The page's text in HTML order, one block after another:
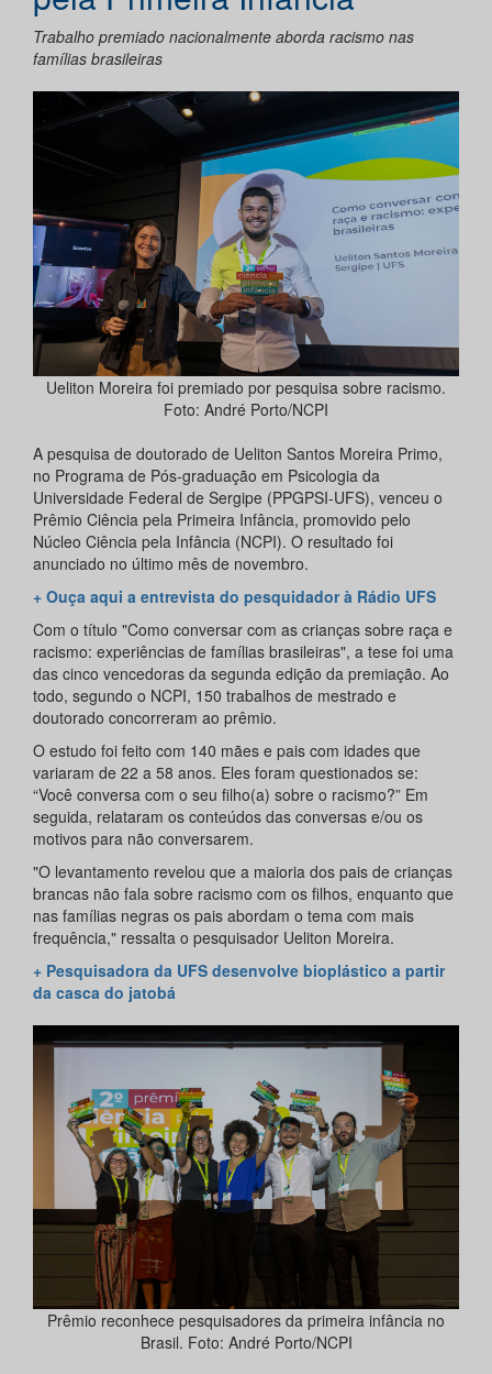
Trabalho premiado nacionalmente aborda racismo nas
famílias brasileiras
Ueliton Moreira foi premiado por pesquisa sobre racismo.
Foto: André Porto/NCPI
A pesquisa de doutorado de Ueliton Santos Moreira Primo,
no Programa de Pós-graduação em Psicologia da
Universidade Federal de Sergipe (PPGPSI-UFS), venceu o
Prêmio Ciência pela Primeira Infância, promovido pelo
Núcleo Ciência pela Infância (NCPI). O resultado foi
anunciado no último mês de novembro.
+ Ouça aqui a entrevista do pesquidador à Rádio UFS
Com o título "Como conversar com as crianças sobre raça e
racismo: experiências de famílias brasileiras", a tese foi uma
das cinco vencedoras da segunda edição da premiação. Ao
todo, segundo o NCPI, 150 trabalhos de mestrado e
doutorado concorreram ao prêmio.
O estudo foi feito com 140 mães e pais com idades que
variaram de 22 a 58 anos. Eles foram questionados se:
“Você conversa com o seu filho(a) sobre o racismo?” Em
seguida, relataram os conteúdos das conversas e/ou os
motivos para não conversarem.
"O levantamento revelou que a maioria dos pais de crianças
brancas não fala sobre racismo com os filhos, enquanto que
nas famílias negras os pais abordam o tema com mais
frequência," ressalta o pesquisador Ueliton Moreira.
+ Pesquisadora da UFS desenvolve bioplástico a partir
da casca do jatobá
Prêmio reconhece pesquisadores da primeira infância no
Brasil. Foto: André Porto/NCPI